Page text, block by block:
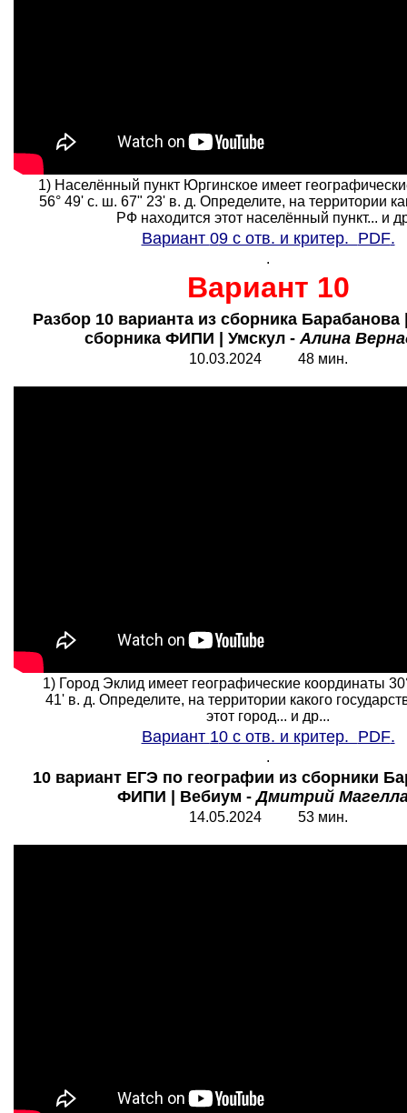
1) Населённый пункт Юргинское имеет
56° 49' с. ш. 67" 23' в. д. Определите, на территории
РФ находится этот населённый пункт... и
Вариант 09 с отв. и критер. PDF.
.
Вариант 10
Разбор 10 варианта из сборника Барабанова
сборника ФИПИ | Умскул -Алина
10.03.2024 48 мин.
1) Город Эклид имеет географические координаты
41' в. д. Определите, на территории какого
этот город... и др...
Вариант 10 с отв. и критер. PDF.
.
10 вариант ЕГЭ по географии из сборники
ФИПИ | Вебиум -Дмитрий
14.05.2024 53 мин.